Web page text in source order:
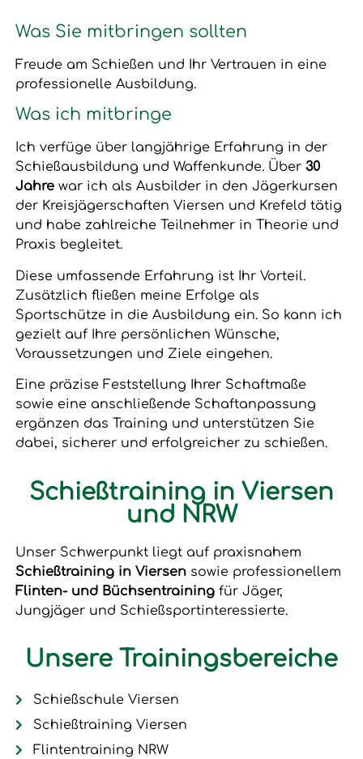
Was Sie mitbringen sollten
Freude am Schießen und Ihr Vertrauen in eine
professionelle Ausbildung.
Was ich mitbringe
Ich verfüge über langjährige Erfahrung in der
Schießausbildung und Waffenkunde. Über 30
Jahrewar ich als Ausbilder in den Jägerkursen
der Kreisjägerschaften Viersen und Krefeld tätig
und habe zahlreiche Teilnehmer in Theorie und
Praxis begleitet.
Diese umfassende Erfahrung ist Ihr Vorteil.
Zusätzlich fließen meine Erfolge als
Sportschütze in die Ausbildung ein. So kann ich
gezielt auf Ihre persönlichen Wünsche,
Voraussetzungen und Ziele eingehen.
Eine präzise Feststellung Ihrer Schaftmaße
sowie eine anschließende Schaftanpassung
ergänzen das Training und unterstützen Sie
dabei, sicherer und erfolgreicher zu schießen.
Schießtraining in Viersen
und NRW
Unser Schwerpunkt liegt auf praxisnahem
Schießtraining in Viersensowie professionellem
Flinten- und Büchsentrainingfür Jäger,
Jungjäger und Schießsportinteressierte.
Unsere Trainingsbereiche
Schießschule Viersen
Schießtraining Viersen
Flintentraining NRW